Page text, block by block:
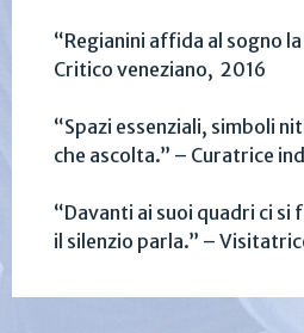
“Regianini affida al sogno
Critico veneziano, 2016
“Spazi essenziali, simboli
che ascolta.” – Curatrice
“Davanti ai suoi quadri ci si
il silenzio parla.” –